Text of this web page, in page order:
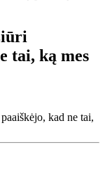
tai, ką mes